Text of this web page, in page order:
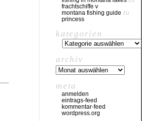
frachtschiffe v
montana fishing guide zu
princess
kategorien
archiv
meta
anmelden
eintrags-feed
kommentar-feed
wordpress.org